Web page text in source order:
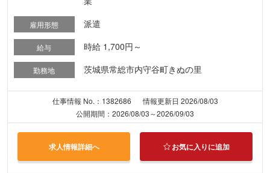
雇用形態 派遣
給与 時給 1,700円～
勤務地 茨城県常総市内守谷町きぬの里
仕事情報 No.：1382686
情報更新日 2026/08/03
公開期間：2026/08/03～2026/09/03
求人情報詳細へ お気に入りに追加